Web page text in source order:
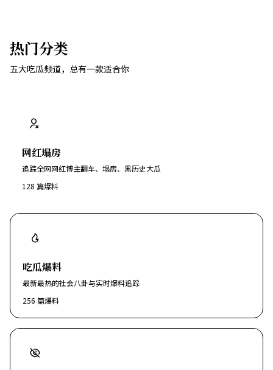
热门分类
五大吃瓜频道，总有一款适合你
网红塌房
追踪全网网红博主翻车、塌房、黑历史大瓜
128 篇爆料
吃瓜爆料
最新最热的社会八卦与实时爆料追踪
256 篇爆料